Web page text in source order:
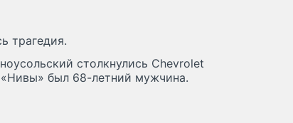
трагедия.
столкнулись Chevrolet
был 68-летний мужчина.